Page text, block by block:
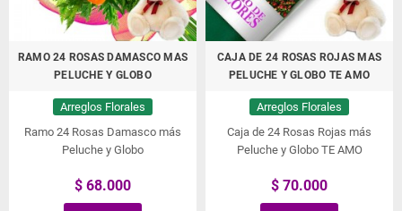
RAMO 24 ROSAS DAMASCO MAS
PELUCHE Y GLOBO
Arreglos Florales
Ramo 24 Rosas Damasco más
Peluche y Globo
$ 68.000
CAJA DE 24 ROSAS ROJAS MAS
PELUCHE Y GLOBO TE AMO
Arreglos Florales
Caja de 24 Rosas Rojas más
Peluche y Globo TE AMO
$ 70.000